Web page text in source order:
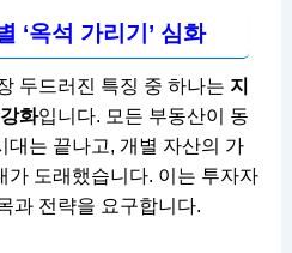
‘옥석 가리기’ 심화
두드러진 특징 중 하나는 지
화입니다. 모든 부동산이 동
대는 끝나고, 개별 자산의 가
가 도래했습니다. 이는 투자자
과 전략을 요구합니다.